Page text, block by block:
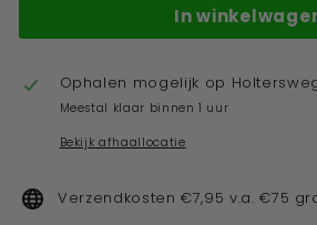
In
Ophalen mogelijk op
Meestal klaar binnen 1 uur
Bekijk afhaallocatie
Verzendkosten €7,95 v.a. €75